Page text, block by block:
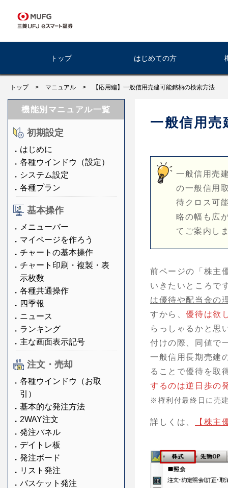
トップ はじめての方
トップ > マニュアル > 【応用編】一般信用売建可能銘柄の検索方法
機能別マニュアル一覧
初期設定
はじめに
各種ウインドウ（設定）
システム設定
各種プラン
基本操作
メニューバー
マイページを作ろう
チャートの基本操作
チャート印刷・複製・表
示枚数
各種共通操作
四季報
ニュース
ランキング
主な画面表示記号
注文・売却
各種ウインドウ（お取
引）
基本的な発注方法
2WAY注文
発注パネル
デイトレ板
発注ボード
リスト発注
バスケット発注
一般信用売
一般信用売
の一般信用
待クロス可
略の幅も広
てご案内し
前ページの「株主
いきたいところで
は優待や配当金の
すから、優待は欲
らっしゃるかと思
付けの際、同値で
一般信用長期売建
ることで優待を取
するのは逆日歩の
※権利付最終日に売
詳しくは、 【株主